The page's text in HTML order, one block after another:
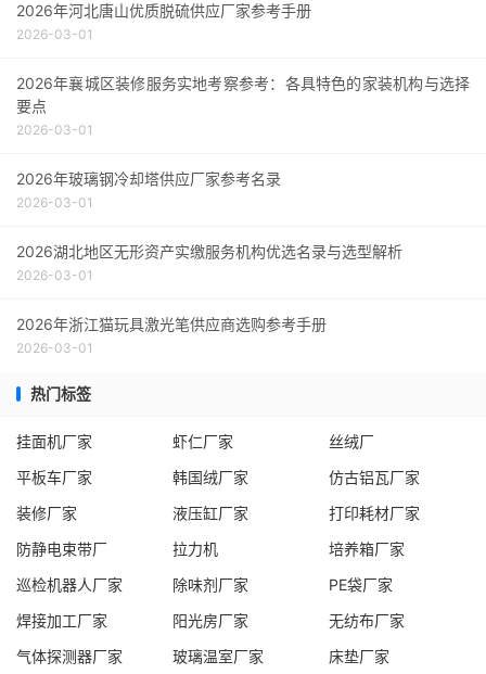
2026年河北唐山优质脱硫供应厂家参考手册
2026-03-01
2026年襄城区装修服务实地考察参考：各具特色的家装机构与选择
要点
2026-03-01
2026年玻璃钢冷却塔供应厂家参考名录
2026-03-01
2026湖北地区无形资产实缴服务机构优选名录与选型解析
2026-03-01
2026年浙江猫玩具激光笔供应商选购参考手册
2026-03-01
热门标签
挂面机厂家 虾仁厂家
丝绒厂
平板车厂家
韩国绒厂家
仿古铝瓦厂家
装修厂家
液压缸厂家
打印耗材厂家
防静电束带厂
拉力机
培养箱厂家
巡检机器人厂家
除味剂厂家
PE袋厂家
焊接加工厂家
阳光房厂家
无纺布厂家
气体探测器厂家
玻璃温室厂家 床垫厂家